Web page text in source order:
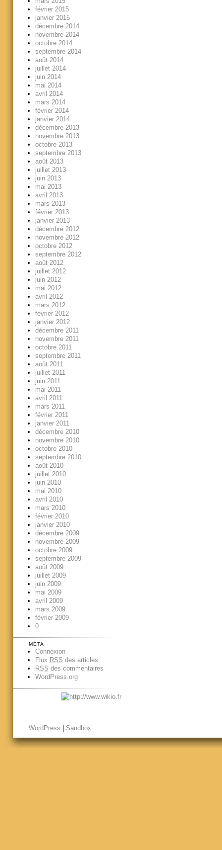
février 2015
janvier 2015
décembre 2014
novembre 2014
octobre 2014
septembre 2014
août 2014
juillet 2014
juin 2014
mai 2014
avril 2014
mars 2014
février 2014
janvier 2014
décembre 2013
novembre 2013
octobre 2013
septembre 2013
août 2013
juillet 2013
juin 2013
mai 2013
avril 2013
mars 2013
février 2013
janvier 2013
décembre 2012
novembre 2012
octobre 2012
septembre 2012
août 2012
juillet 2012
juin 2012
mai 2012
avril 2012
mars 2012
février 2012
janvier 2012
décembre 2011
novembre 2011
octobre 2011
septembre 2011
août 2011
juillet 2011
juin 2011
mai 2011
avril 2011
mars 2011
février 2011
janvier 2011
décembre 2010
novembre 2010
octobre 2010
septembre 2010
août 2010
juillet 2010
juin 2010
mai 2010
avril 2010
mars 2010
février 2010
janvier 2010
décembre 2009
novembre 2009
octobre 2009
septembre 2009
août 2009
juillet 2009
juin 2009
mai 2009
avril 2009
mars 2009
février 2009
0
MÉTA
Connexion
Flux RSS des articles
RSS des commentaires
WordPress.org
WordPress Sandbox